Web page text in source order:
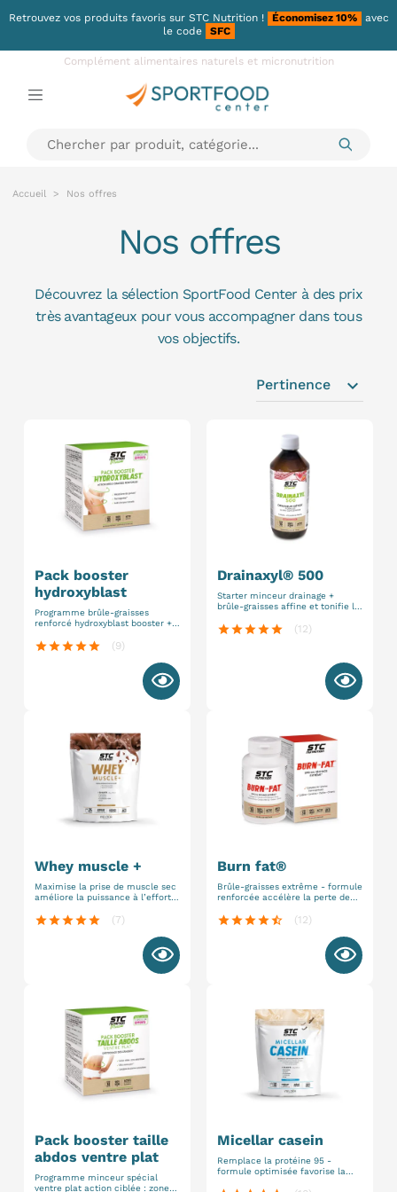
Retrouvez vos produits favoris sur STC Nutrition! Économisez 10%
avec
le code
SFC
Complément alimentaires naturels et micronutrition
Accueil Nos offres
Nos offres
Découvrez la sélection SportFood Center à des prix
très avantageux pour vous accompagner dans tous
vos objectifs.
Pertinence expand_more
pack booster
hydroxyblast
Programme brûle-graisses
renforcé hydroxyblast booster +
starstarstarstarstar (9)
drainaxyl® 500
Starter minceur drainage +
brûle-graisses affine et tonifie la
toxines en excès
starstarstarstarstar (12)
whey muscle +
Maximise la prise de muscle sec
améliore la puissance à l’effort
colostrum
starstarstarstarstar (7)
burn fat®
Brûle-graisses extrême - formule
renforcée accélère la perte de
l'augmentation de masse maigre
starstarstarstarstar_half (12)
pack booster taille
abdos ventre plat
Programme minceur spécial
ventre plat action ciblée : zone
micellar casein
Remplace la protéine 95 -
formule optimisée favorise la